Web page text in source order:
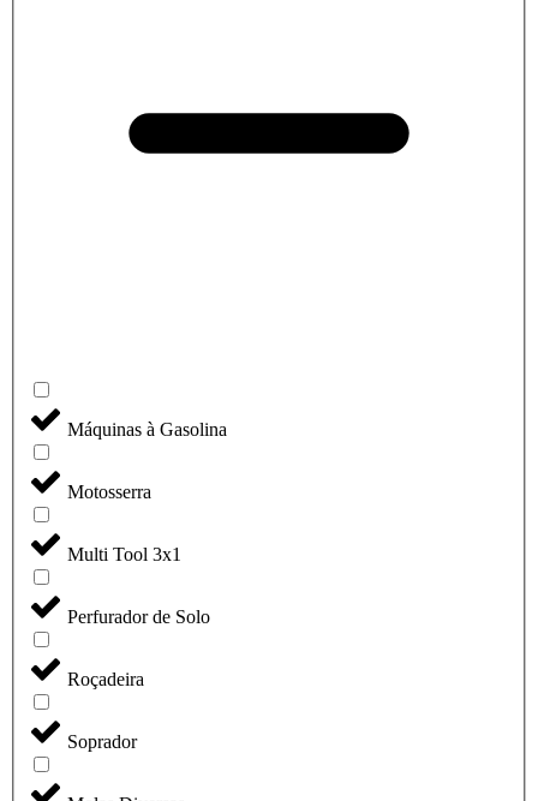
Máquinas à Gasolina
Motosserra
Multi Tool 3x1
Perfurador de Solo
Roçadeira
Soprador